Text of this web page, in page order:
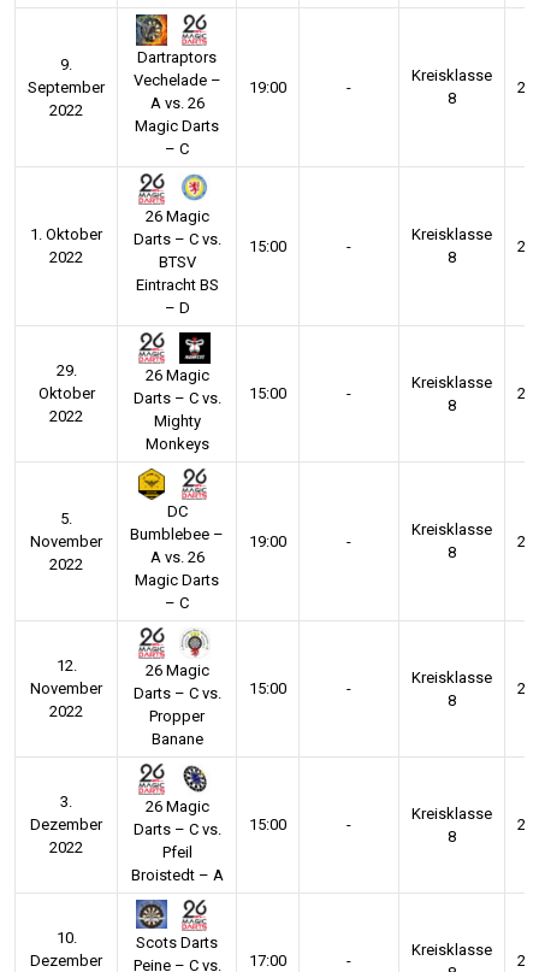
9.
September
2022
Dartraptors
Vechelade –
A vs. 26
Magic Darts
– C
19:00 -
Kreisklasse
8
1. Oktober
2022
26 Magic
Darts – C vs.
BTSV
Eintracht BS
– D
15:00 -
Kreisklasse
8
29.
Oktober
2022
26 Magic
Darts – C vs.
Mighty
Monkeys
15:00 -
Kreisklasse
8
5.
November
2022
DC
Bumblebee –
A vs. 26
Magic Darts
– C
19:00 -
Kreisklasse
8
12.
November
2022
26 Magic
Darts – C vs.
Propper
Banane
15:00 -
Kreisklasse
8
3.
Dezember
2022
26 Magic
Darts – C vs.
Pfeil
Broistedt – A
15:00 -
Kreisklasse
8
10.
Dezember
Scots Darts
Peine – C vs.
17:00 -
Kreisklasse